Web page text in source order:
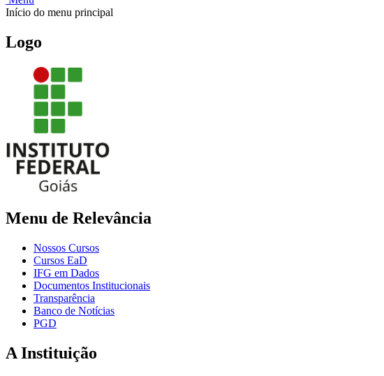
Início do menu principal
Logo
Menu de Relevância
Nossos Cursos
Cursos EaD
IFG em Dados
Documentos Institucionais
Transparência
Banco de Notícias
PGD
A Instituição